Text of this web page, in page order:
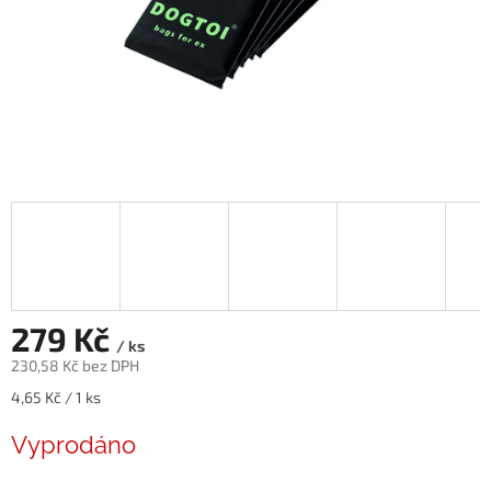
279 Kč / ks
230,58 Kč bez DPH
Měrná
4,65 Kč / 1 ks
Vyprodáno